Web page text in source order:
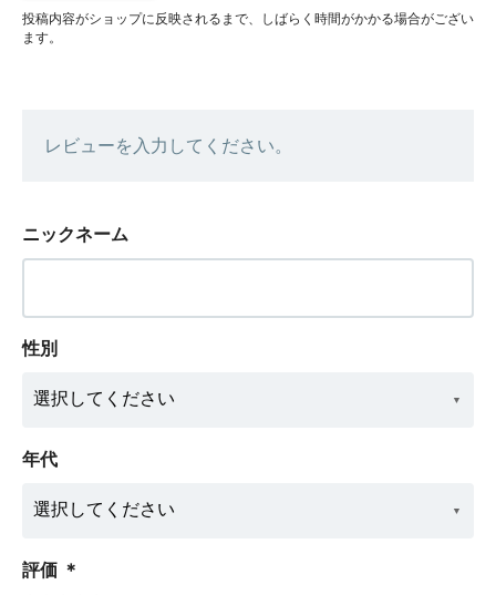
投稿内容がショップに反映されるまで、しばらく時間がかかる場合がござい
ます。
レビューを入力してください。
ニックネーム
性別
年代
評価 ＊